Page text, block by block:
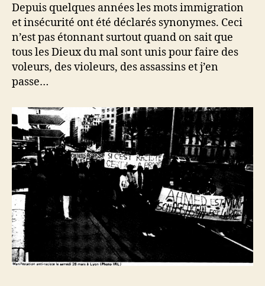
Depuis quelques années les mots immigration
et insécurité ont été déclarés synonymes. Ceci
n’est pas étonnant surtout quand on sait que
tous les Dieux du mal sont unis pour faire des
voleurs, des violeurs, des assassins et j’en
passe…